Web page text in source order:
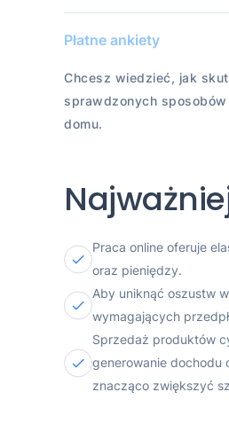
Płatne ankiety
Chcesz wiedzieć, jak
sprawdzonych
domu.
Praca online oferuje
oraz pieniędzy.
Aby uniknąć oszustw
wymagających
Sprzedaż produktów
generowanie dochodu
znacząco zwiększyć